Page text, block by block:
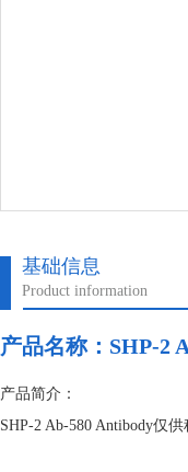
基础信息
Product information
产品名称： SHP-2
产品简介：
SHP-2 Ab-580 Antibody仅